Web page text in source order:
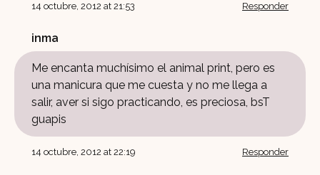
14 octubre, 2012 at 21:53 Responder
inma
Me encanta muchísimo el animal print, pero es
una manicura que me cuesta y no me llega a
salir, aver si sigo practicando, es preciosa, bsT
guapis
14 octubre, 2012 at 22:19 Responder